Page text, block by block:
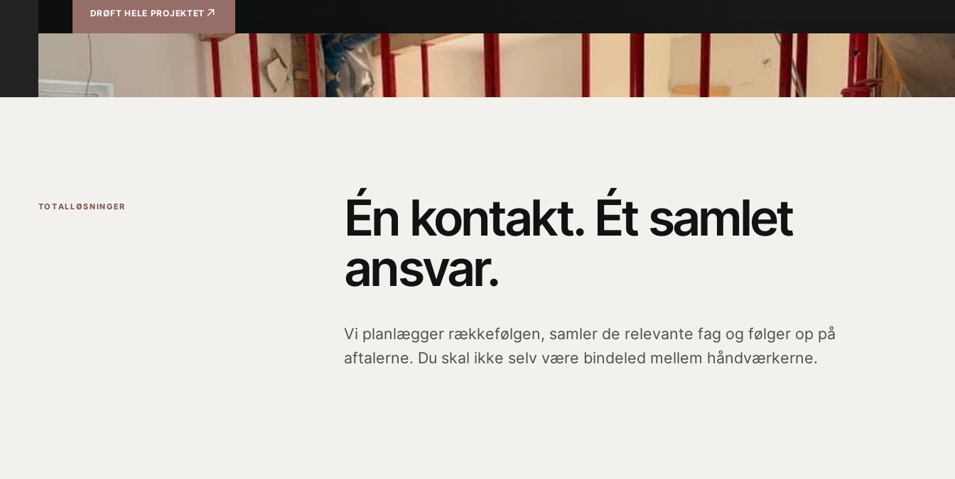
DRØFT HELE PROJEKTET ↗
TOTALLØSNINGER
Én kontakt. Ét samlet
ansvar.
Vi planlægger rækkefølgen, samler de relevante fag og følger op på
aftalerne. Du skal ikke selv være bindeled mellem håndværkerne.